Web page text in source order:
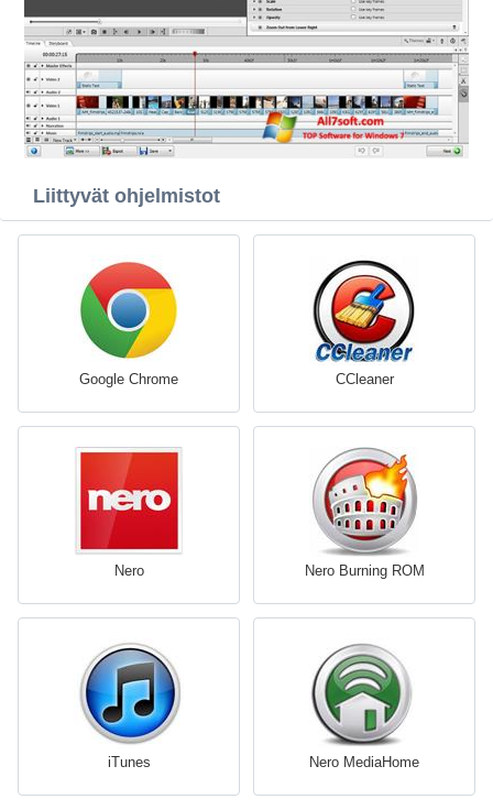
Liittyvät ohjelmistot
Google Chrome CCleaner
Nero Nero Burning ROM
iTunes Nero MediaHome